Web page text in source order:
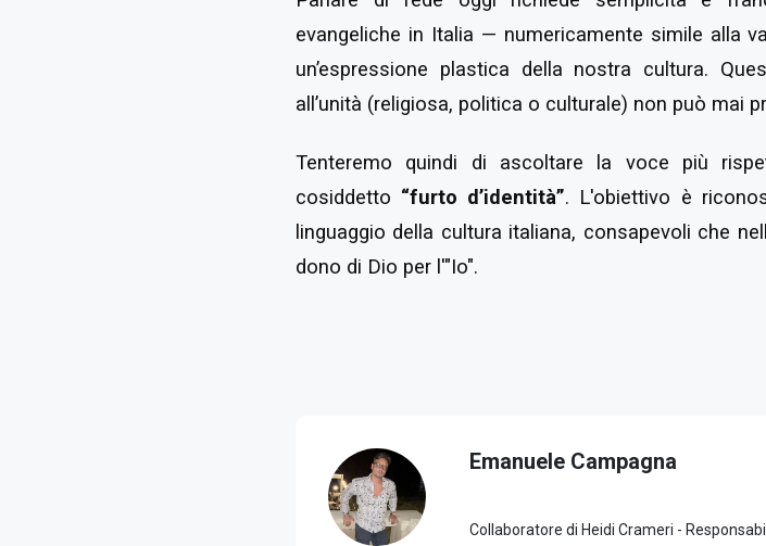
evangeliche in Italia — numericamente simile alla
un’espressione plastica della nostra cultura.
all’unità (religiosa, politica o culturale) non può mai
Tenteremo quindi di ascoltare la voce più
cosiddetto “furto d’identità”. L'obiettivo è
linguaggio della cultura italiana, consapevoli che
dono di Dio per l'"Io".
Emanuele Campagna
Collaboratore di Heidi Crameri -